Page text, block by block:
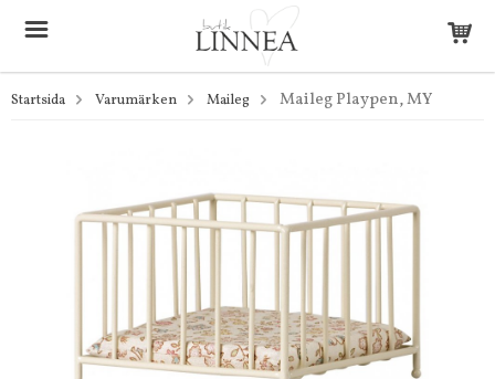
Startsida Varumärken Maileg Maileg Playpen, MY